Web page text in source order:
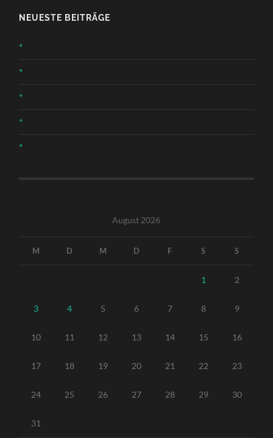
NEUESTE BEITRÄGE
*
*
*
*
*
August 2026
M D M D F S S
1 2
3 4 5 6 7 8 9
10 11 12 13 14 15 16
17 18 19 20 21 22 23
24 25 26 27 28 29 30
31